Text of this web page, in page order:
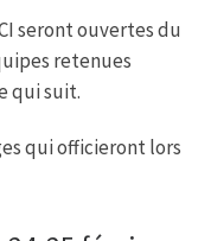
seront ouvertes du
retenues
qui suit.
qui officieront lors